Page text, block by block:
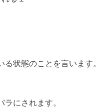
状態のことを言います。
にされます。